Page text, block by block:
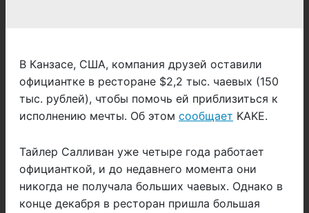
В Канзасе, США, компания друзей оставили
официантке в ресторане $2,2 тыс. чаевых (150
тыс. рублей), чтобы помочь ей приблизиться к
исполнению мечты. Об этом сообщает KAKE.
Тайлер Салливан уже четыре года работает
официанткой, и до недавнего момента они
никогда не получала больших чаевых. Однако в
конце декабря в ресторан пришла большая